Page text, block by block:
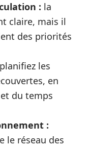
: la
claire, mais il
des priorités
planifiez les
en
du temps
:
le réseau des